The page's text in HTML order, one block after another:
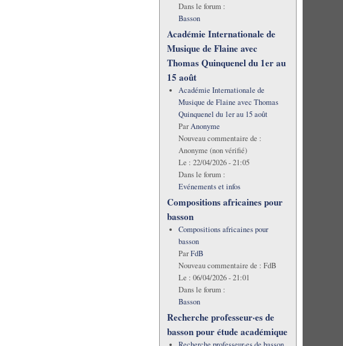
Dans le forum :
Basson
Académie Internationale de
Musique de Flaine avec
Thomas Quinquenel du 1er au
15 août
Académie Internationale de
Musique de Flaine avec Thomas
Quinquenel du 1er au 15 août
ParAnonyme
Nouveau commentaire de :
Anonyme (non vérifié)
Le : 22/04/2026 - 21:05
Dans le forum :
Evénements et infos
Compositions africaines pour
basson
Compositions africaines pour
basson
ParFdB
Nouveau commentaire de : FdB
Le : 06/04/2026 - 21:01
Dans le forum :
Basson
Recherche professeur·es de
basson pour étude académique